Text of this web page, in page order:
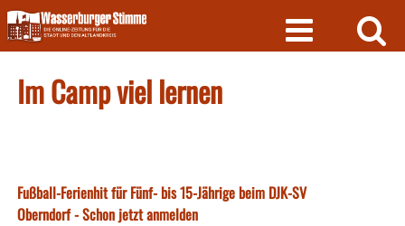
Skip
to
content
Im Camp viel lernen
Fußball-Ferienhit für Fünf- bis 15-Jährige beim DJK-SV
Oberndorf - Schon jetzt anmelden